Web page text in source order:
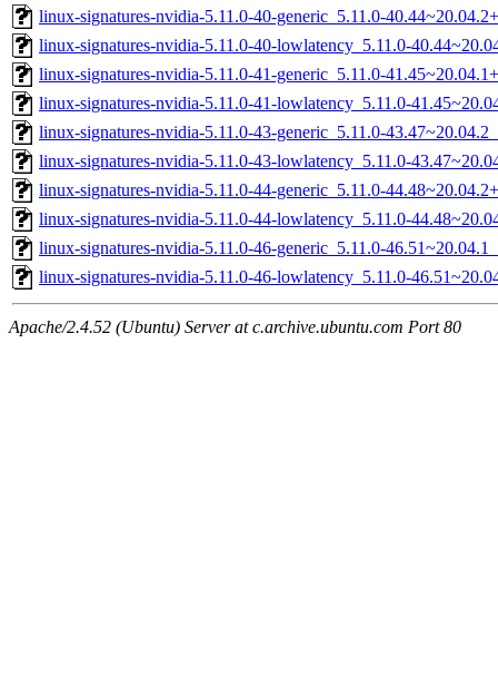
linux-signatures-nvidia-5.11.0-40-generic_5.11.0-
linux-signatures-nvidia-5.11.0-40-lowlatency_5.11.0-
linux-signatures-nvidia-5.11.0-41-generic_5.11.0-
linux-signatures-nvidia-5.11.0-41-lowlatency_5.11.0-
linux-signatures-nvidia-5.11.0-43-generic_5.11.0-
linux-signatures-nvidia-5.11.0-43-lowlatency_5.11.0-
linux-signatures-nvidia-5.11.0-44-generic_5.11.0-
linux-signatures-nvidia-5.11.0-44-lowlatency_5.11.0-
linux-signatures-nvidia-5.11.0-46-generic_5.11.0-
linux-signatures-nvidia-5.11.0-46-lowlatency_5.11.0-
Apache/2.4.52 (Ubuntu) Server at c.archive.ubuntu.com Port 80